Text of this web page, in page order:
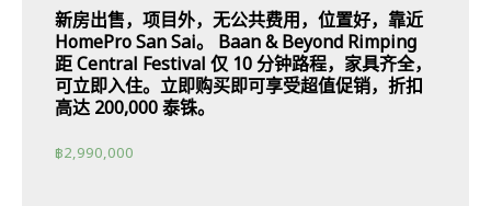
新房出售，项目外，无公共费用，位置好，靠近
HomePro San Sai。 Baan & Beyond Rimping
距 Central Festival 仅 10 分钟路程，家具齐全，
可立即入住。立即购买即可享受超值促销，折扣
高达 200,000 泰铢。
฿2,990,000